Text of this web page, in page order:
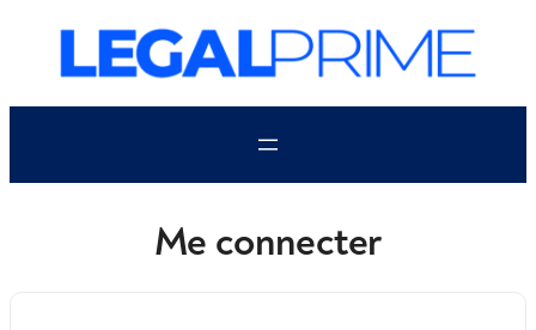
contenu
Me connecter